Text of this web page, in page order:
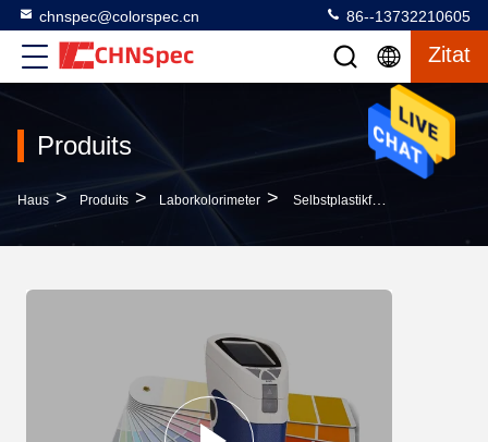
chnspec@colorspec.cn 86--13732210605
Zitat
Produits
Haus > Produits > Laborkolorimeter > Selbstplastikfarben-Tinten-Metallspektrum-Farbmeter-Prüfvorrichtungs-Spektrofotometer-Kolorimeter